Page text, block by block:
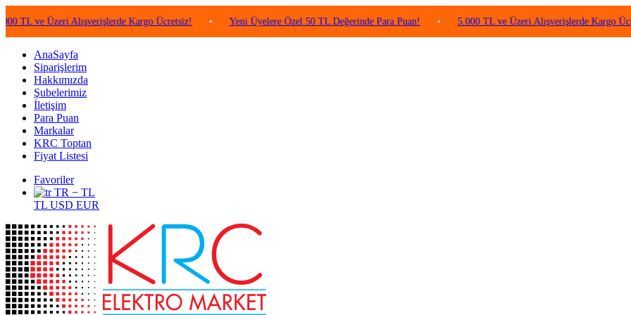
Üzeri Alışverişlerde Kargo Ücretsiz! • Yeni Üyelere Özel 50 TL Değerinde Para Puan! • 5.000 TL ve Üzeri Alışverişlerde Kargo Ücretsiz!
AnaSayfa
Siparişlerim
Hakkımızda
Şubelerimiz
İletişim
Para Puan
Markalar
KRC Toptan
Fiyat Listesi
Favoriler
TR − TL
TL USD EUR